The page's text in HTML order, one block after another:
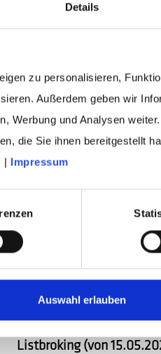
Details
zu personalisieren,
Außerdem geben wir
Werbung und Analysen
die Sie ihnen bereitgestellt
| Impressum
Auswahl erlauben
Channel Services (von
15.05.2025 bis
AZ
an Daten,
werden
AGBs der AZ fundraising
services GmbH & Co. KG
Listbroking (von